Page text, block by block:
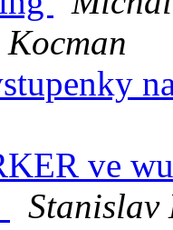
ve